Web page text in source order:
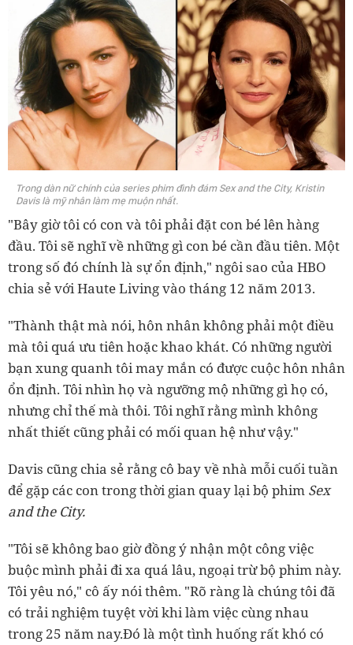
Trong dàn nữ chính của series phim đình đám Sex and the City, Kristin
Davis là mỹ nhân làm mẹ muộn nhất.
"Bây giờ tôi có con và tôi phải đặt con bé lên hàng
đầu. Tôi sẽ nghĩ về những gì con bé cần đầu tiên. Một
trong số đó chính là sự ổn định," ngôi sao của HBO
chia sẻ với Haute Living vào tháng 12 năm 2013.
"Thành thật mà nói, hôn nhân không phải một điều
mà tôi quá ưu tiên hoặc khao khát. Có những người
bạn xung quanh tôi may mắn có được cuộc hôn nhân
ổn định. Tôi nhìn họ và ngưỡng mộ những gì họ có,
nhưng chỉ thế mà thôi. Tôi nghĩ rằng mình không
nhất thiết cũng phải có mối quan hệ như vậy."
Davis cũng chia sẻ rằng cô bay về nhà mỗi cuối tuần
để gặp các con trong thời gian quay lại bộ phim Sex
and the City.
"Tôi sẽ không bao giờ đồng ý nhận một công việc
buộc mình phải đi xa quá lâu, ngoại trừ bộ phim này.
Tôi yêu nó," cô ấy nói thêm. "Rõ ràng là chúng tôi đã
có trải nghiệm tuyệt vời khi làm việc cùng nhau
trong 25 năm nay.Đó là một tình huống rất khó có